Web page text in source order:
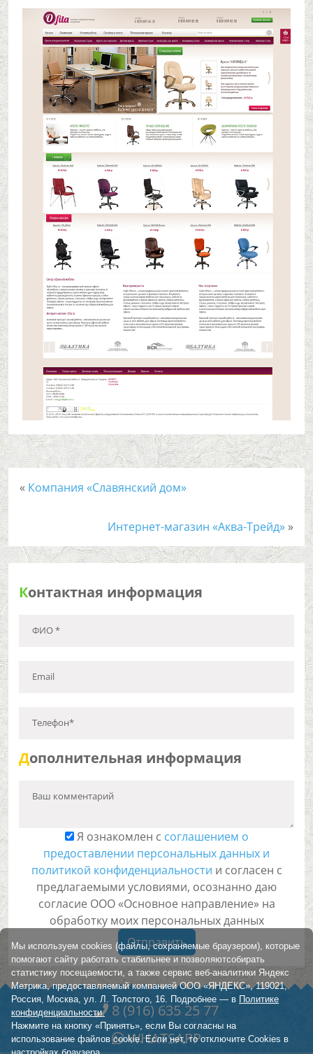
« Компания «Славянский дом»
Интернет-магазин «Аква-Трейд» »
Контактная информация
ФИО *
Email
Телефон*
Дополнительная информация
Ваш комментарий
Я ознакомлен с соглашением о
предоставлении персональных данных и
политикой конфиденциальности и согласен с
предлагаемыми условиями, осознанно даю
согласие ООО «Основное направление» на
обработку моих персональных данных
Отправить
8 (916) 635 25 77
WHATSAPP
Мы используем cookies (файлы, сохраняемые браузером), которые
помогают сайту работать стабильнее и позволяютсобирать
статистику посещаемости, а также сервис веб-аналитики Яндекс
Метрика, предоставляемый компанией ООО «ЯНДЕКС», 119021,
Россия, Москва, ул. Л. Толстого, 16. Подробнее — в Политике
конфиденциальности.
Нажмите на кнопку «Принять», если Вы согласны на
использование файлов cookie. Если нет, то отключите Cookies в